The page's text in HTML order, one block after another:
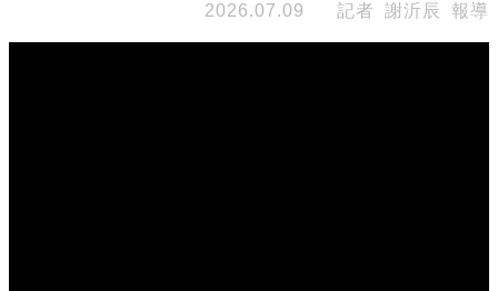
2026.07.09 記者 謝沂辰 報導